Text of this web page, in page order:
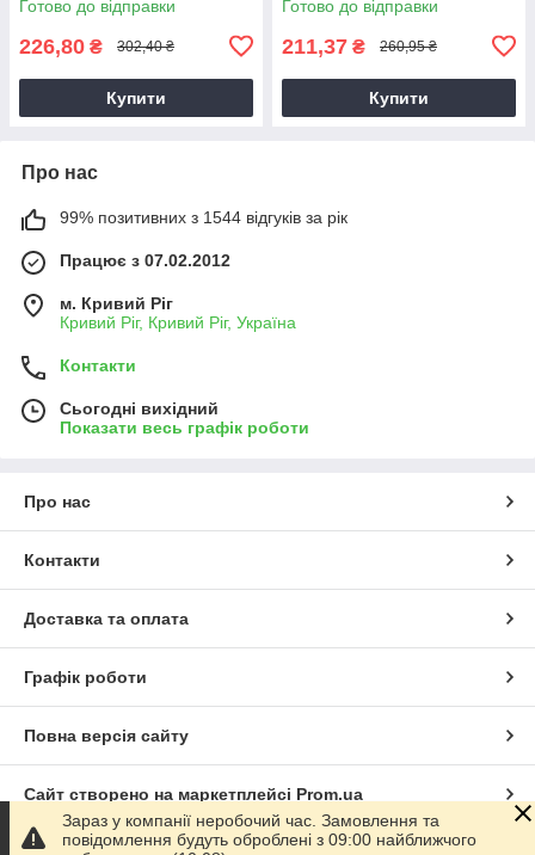
Готово до відправки
226,80 ₴ 302,40 ₴
Купити
Готово до відправки
211,37 ₴ 260,95 ₴
Купити
Про нас
99% позитивних з 1544 відгуків за рік
Працює з 07.02.2012
м. Кривий Ріг
Кривий Ріг, Кривий Ріг, Україна
Контакти
Сьогодні вихідний
Показати весь графік роботи
Про нас
Контакти
Доставка та оплата
Графік роботи
Повна версія сайту
Сайт створено на маркетплейсі Prom.ua
Зараз у компанії неробочий час. Замовлення та
повідомлення будуть оброблені з 09:00 найближчого